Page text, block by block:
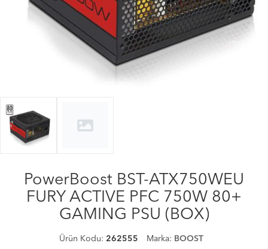
PowerBoost BST-ATX750WEU
FURY ACTIVE PFC 750W 80+
GAMING PSU (BOX)
Ürün Kodu: 262555 Marka: BOOST